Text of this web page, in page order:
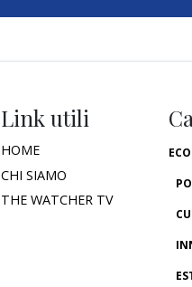
Link utili
HOME
CHI SIAMO
THE WATCHER TV